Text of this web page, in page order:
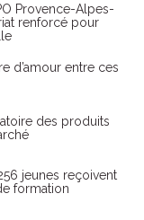
Provence-Alpes-
renforcé pour
d’amour entre ces
des produits
jeunes reçoivent
formation